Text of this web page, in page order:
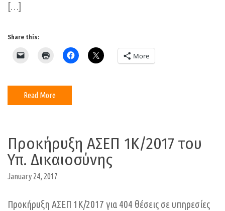
[…]
Share this:
More
Read More
Προκήρυξη ΑΣΕΠ 1K/2017 του
Υπ. Δικαιοσύνης
January 24, 2017
Προκήρυξη ΑΣΕΠ 1Κ/2017 για 404 θέσεις σε υπηρεσίες